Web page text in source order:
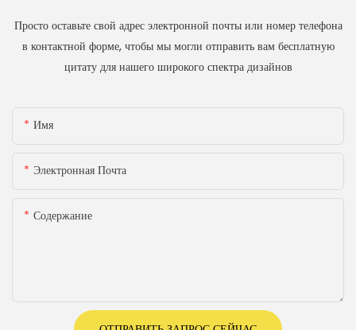
Просто оставьте свой адрес электронной почты или номер телефона
в контактной форме, чтобы мы могли отправить вам бесплатную
цитату для нашего широкого спектра дизайнов
Имя
Электронная Почта
Содержание